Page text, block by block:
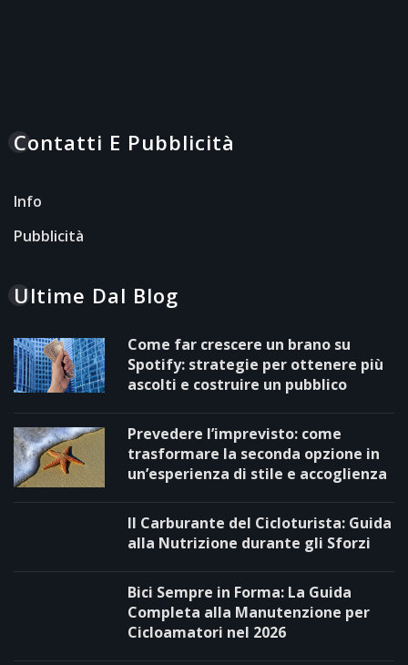
Contatti E Pubblicità
Info
Pubblicità
Ultime Dal Blog
Come far crescere un brano su
Spotify: strategie per ottenere più
ascolti e costruire un pubblico
Prevedere l’imprevisto: come
trasformare la seconda opzione in
un’esperienza di stile e accoglienza
Il Carburante del Cicloturista: Guida
alla Nutrizione durante gli Sforzi
Bici Sempre in Forma: La Guida
Completa alla Manutenzione per
Cicloamatori nel 2026